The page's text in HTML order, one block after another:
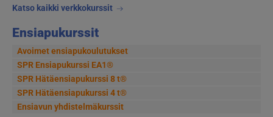
Katso kaikki verkkokurssit
Ensiapukurssit
Avoimet ensiapukoulutukset
SPR Ensiapukurssi EA1®
SPR Hätäensiapukurssi 8 t®
SPR Hätäensiapukurssi 4 t®
Ensiavun yhdistelmäkurssit